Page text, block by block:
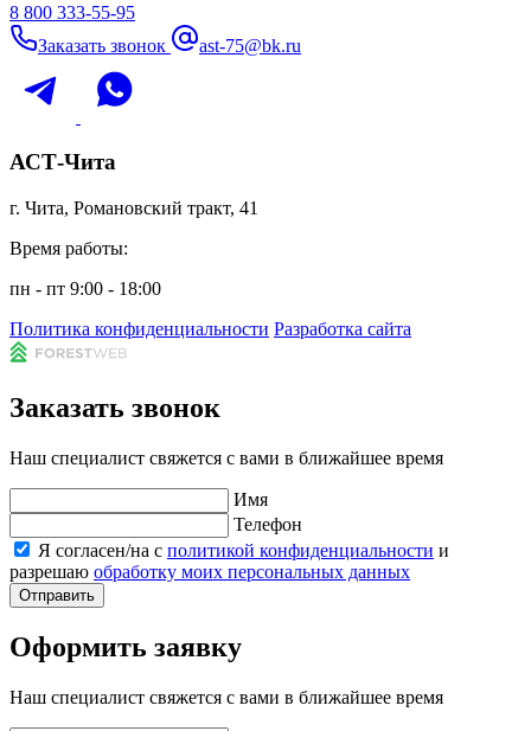
8 800 333-55-95
Заказать звонок
ast-75@bk.ru
АСТ-Чита
г. Чита, Романовский тракт, 41
Время работы:
пн - пт 9:00 - 18:00
Политика конфиденциальности Разработка сайта
Заказать звонок
Наш специалист свяжется с вами в ближайшее время
Имя
Телефон
Я согласен/на с политикой конфиденциальности и
разрешаю обработку моих персональных данных
Отправить
Оформить заявку
Наш специалист свяжется с вами в ближайшее время